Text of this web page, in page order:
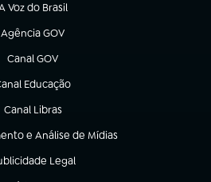
Voz do Brasil
em nova aba)
Agência GOV
(abre em nova aba)
Canal GOV
(abre em nova aba)
Educação
em nova aba)
Canal Libras
(abre em nova aba)
e Análise de Mídias
aba)
Legal
em nova aba)